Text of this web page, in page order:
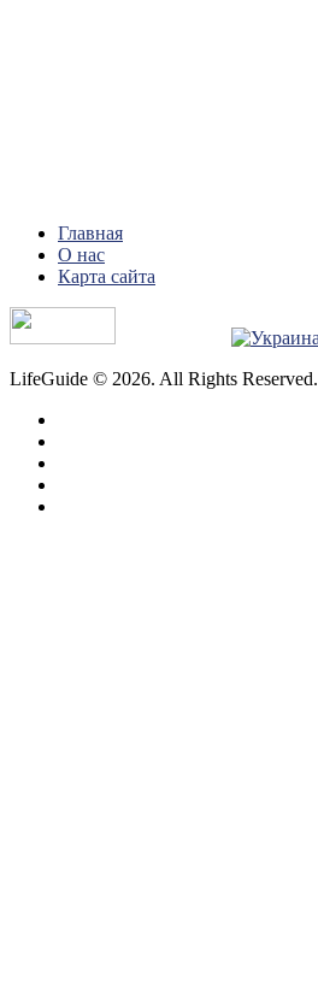
Главная
О нас
Карта сайта
LifeGuide © 2026. All Rights Reserved.